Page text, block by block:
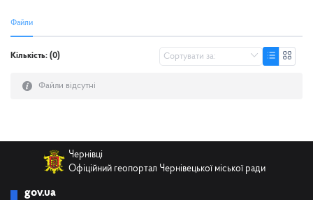
Файли
Кількість: (0)
Файли відсутні
Чернівці
Офіційний геопортал Чернівецької міської ради
gov.ua